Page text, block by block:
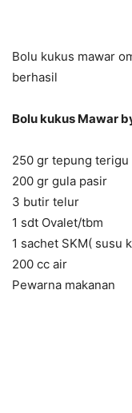
Bolu kukus mawar
berhasil
Bolu kukus Mawar
250 gr tepung terigu
200 gr gula pasir
3 butir telur
1 sdt Ovalet/tbm
1 sachet SKM( susu
200 cc air
Pewarna makanan